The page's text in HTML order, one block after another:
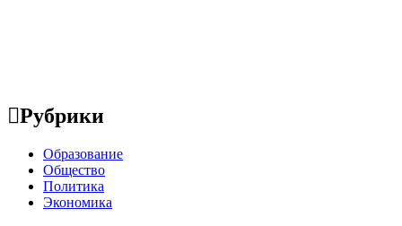
Рубрики
Образование
Общество
Политика
Экономика